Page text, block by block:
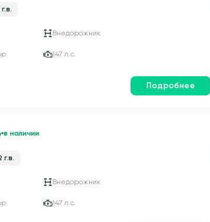
Внедорожник
147 л.с.
Подробнее
в наличии
г.в.
Внедорожник
147 л.с.